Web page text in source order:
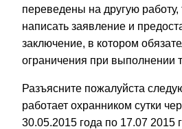
переведены на другую
написать заявление и
заключение, в котором
ограничения при выполнении
Разъясните пожалуйста
работает охранником сутки
30.05.2015 года по 17.07 2015